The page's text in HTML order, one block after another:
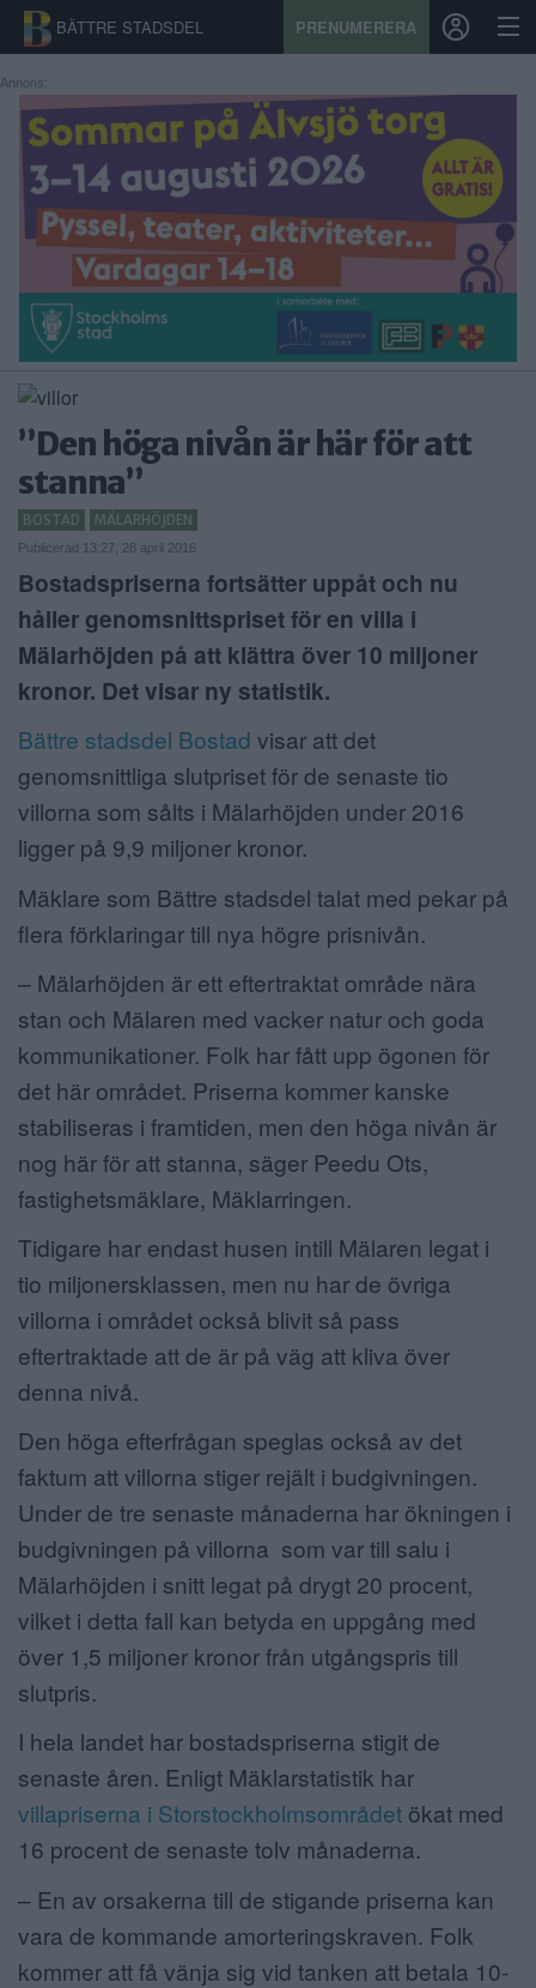
BÄTTRE STADSDEL PRENUMERERA
START
STADSDEL
PRENUMERATION
SPORT
ÅSIKTER
KALENDER
KONTAKT
SAMARBETEN
ANNONSERA
NÄRINGSLIV
Annons:
”Den höga nivån är här för att
stanna”
BOSTAD MÄLARHÖJDEN
Publicerad 13:27, 28 april 2016
Bostadspriserna fortsätter uppåt och nu
håller genomsnittspriset för en villa i
Mälarhöjden på att klättra över 10 miljoner
kronor. Det visar ny statistik.
Bättre stadsdel Bostad visar att det
genomsnittliga slutpriset för de senaste tio
villorna som sålts i Mälarhöjden under 2016
ligger på 9,9 miljoner kronor.
Mäklare som Bättre stadsdel talat med pekar på
flera förklaringar till nya högre prisnivån.
– Mälarhöjden är ett eftertraktat område nära
stan och Mälaren med vacker natur och goda
kommunikationer. Folk har fått upp ögonen för
det här området. Priserna kommer kanske
stabiliseras i framtiden, men den höga nivån är
nog här för att stanna, säger Peedu Ots,
fastighetsmäklare, Mäklarringen.
Tidigare har endast husen intill Mälaren legat i
tio miljonersklassen, men nu har de övriga
villorna i området också blivit så pass
eftertraktade att de är på väg att kliva över
denna nivå.
Den höga efterfrågan speglas också av det
faktum att villorna stiger rejält i budgivningen.
Under de tre senaste månaderna har ökningen i
budgivningen på villorna som var till salu i
Mälarhöjden i snitt legat på drygt 20 procent,
vilket i detta fall kan betyda en uppgång med
över 1,5 miljoner kronor från utgångspris till
slutpris.
I hela landet har bostadspriserna stigit de
senaste åren. Enligt Mäklarstatistik har
villapriserna i Storstockholmsområdet ökat med
16 procent de senaste tolv månaderna.
– En av orsakerna till de stigande priserna kan
vara de kommande amorteringskraven. Folk
kommer att få vänja sig vid tanken att betala 10-